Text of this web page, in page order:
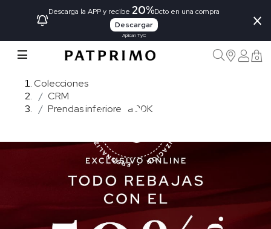
Descarga la APP y recibe 20%Dcto en una compra
Descargar
Aplican TyC
×
0
Colecciones
CRM
Prendas inferiores a 30K